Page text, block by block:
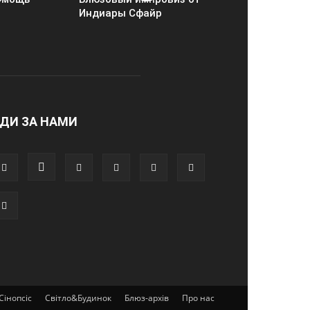
Индиары Сфайр
ЗА НАМИ
Світло&Будинок Блюз-архів Про нас